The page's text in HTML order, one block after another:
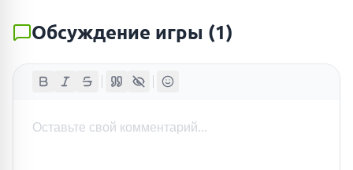
Обсуждение игры (1)